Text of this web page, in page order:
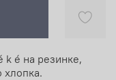
k é на резинке,
хлопка.